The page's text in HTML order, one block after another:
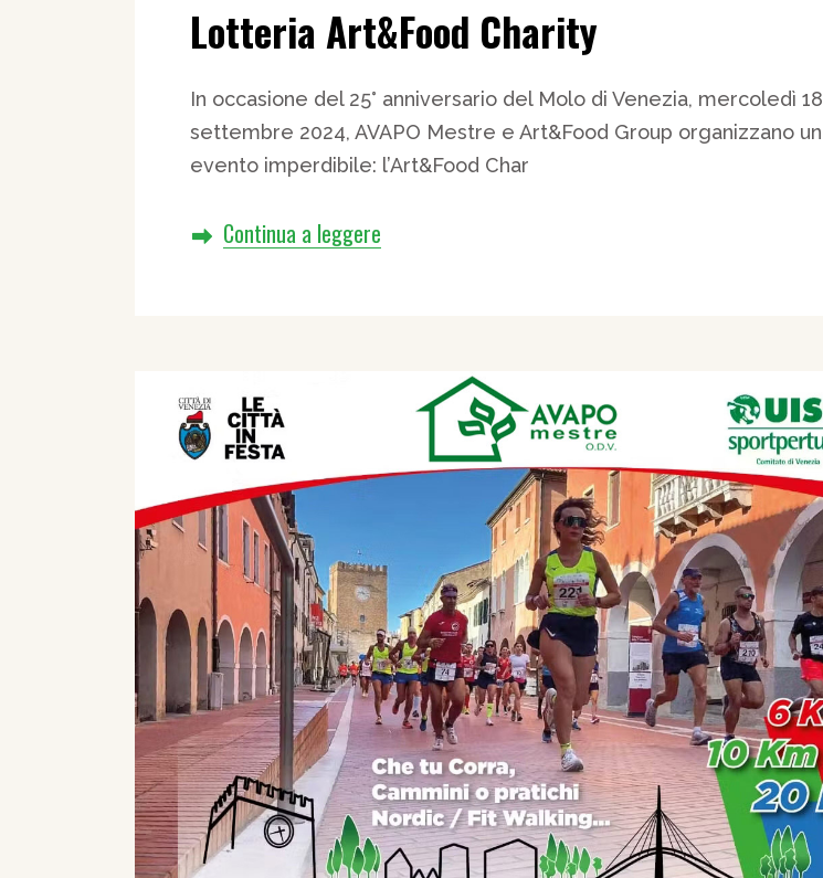
Lotteria Art&Food Charity
In occasione del 25° anniversario del Molo di Venezia, mercoledì 18
settembre 2024, AVAPO Mestre e Art&Food Group organizzano un
evento imperdibile: l’Art&Food Char
Continua a leggere